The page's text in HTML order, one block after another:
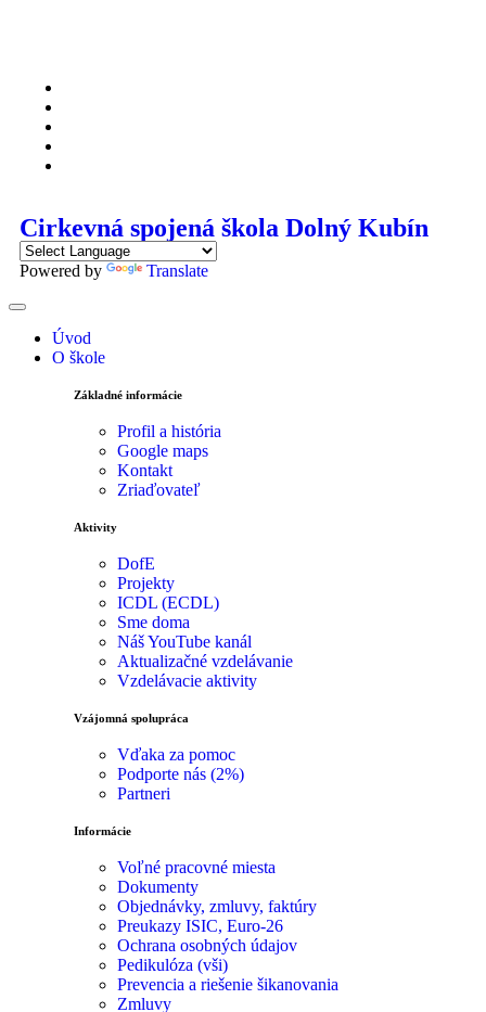
Cirkevná spojená škola Dolný Kubín
Powered by Translate
Úvod
O škole
Základné informácie
Profil a história
Google maps
Kontakt
Zriaďovateľ
Aktivity
DofE
Projekty
ICDL (ECDL)
Sme doma
Náš YouTube kanál
Aktualizačné vzdelávanie
Vzdelávacie aktivity
Vzájomná spolupráca
Vďaka za pomoc
Podporte nás (2%)
Partneri
Informácie
Voľné pracovné miesta
Dokumenty
Objednávky, zmluvy, faktúry
Preukazy ISIC, Euro-26
Ochrana osobných údajov
Pedikulóza (vši)
Prevencia a riešenie šikanovania
Zmluvy